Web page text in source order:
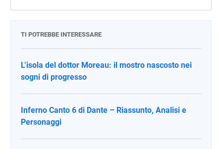
TI POTREBBE INTERESSARE
L’isola del dottor Moreau: il mostro nascosto nei
sogni di progresso
Inferno Canto 6 di Dante – Riassunto, Analisi e
Personaggi